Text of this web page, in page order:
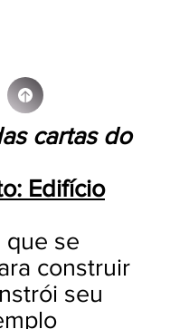
cartas do
Edifício
que se
construir
seu